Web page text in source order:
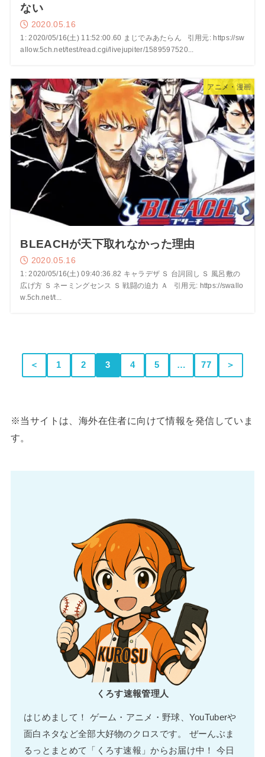
ない
2020.05.16
1: 2020/05/16(土) 11:52:00.60 まじでみあたらん 引用元: https://sw
allow.5ch.net/test/read.cgi/livejupiter/1589597520...
アニメ・漫画
BLEACHが天下取れなかった理由
2020.05.16
1: 2020/05/16(土) 09:40:36.82 キャラデザ Ｓ 台詞回し Ｓ 風呂敷の
広げ方 Ｓ ネーミングセンス Ｓ 戦闘の迫力 Ａ 引用元: https://swallo
w.5ch.net/t...
＜ 1 2 3 4 5 … 77 ＞
※当サイトは、海外在住者に向けて情報を発信していま
す。
くろす速報管理人
はじめまして！ ゲーム・アニメ・野球、YouTuberや
面白ネタなど全部大好物のクロスです。 ぜーんぶま
るっとまとめて「くろす速報」からお届け中！ 今日